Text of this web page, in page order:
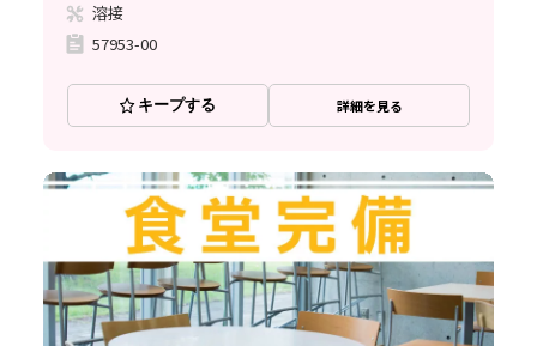
溶接
57953-00
キープする 詳細を見る